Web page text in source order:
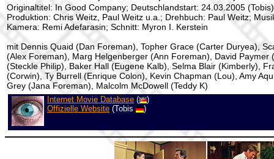
Originaltitel: In Good Company; Deutschlandstart: 24.03.2005
Produktion: Chris Weitz, Paul Weitz u.a.; Drehbuch: Paul Weitz;
Kamera: Remi Adefarasin; Schnitt: Myron I. Kerstein
mit Dennis Quaid (Dan Foreman), Topher Grace (Carter Duryea),
(Alex Foreman), Marg Helgenberger (Ann Foreman), David Paymer
(Steckle Philip), Baker Hall (Eugene Kalb), Selma Blair (Kimberly),
(Corwin), Ty Burrell (Enrique Colon), Kevin Chapman (Lou), Amy
Grey (Jana Foreman), Malcolm McDowell (Teddy K)
Internet Movie Database (
)
Offizielle Website (Tobis )